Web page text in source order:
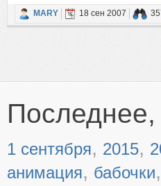
MARY 18 сен 2007
Последнее,
1 сентября, 2015,
анимация, бабочки,